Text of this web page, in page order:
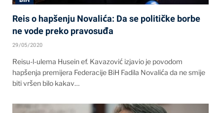
Reis o hapšenju Novalića: Da se političke borbe
ne vode preko pravosuđa
29/05/2020
Reisu-l-ulema Husein ef. Kavazović izjavio je povodom
hapšenja premijera Federacije BiH Fadila Novalića da ne smije
biti vršen bilo kakav…